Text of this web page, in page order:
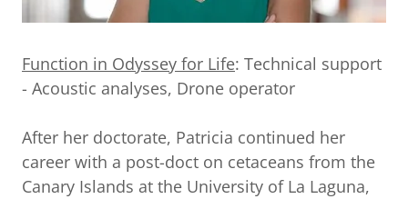
Function in Odyssey for Life: Technical support
- Acoustic analyses, Drone operator
After her doctorate, Patricia continued her
career with a post-doct on cetaceans from the
Canary Islands at the University of La Laguna,